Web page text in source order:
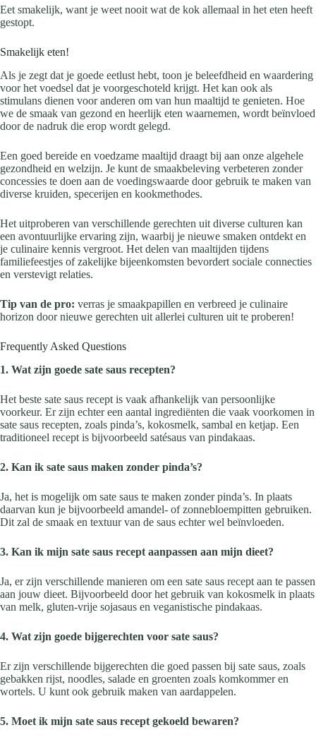
Eet smakelijk, want je weet nooit wat de kok allemaal in het eten heeft
gestopt.
Smakelijk eten!
Als je zegt dat je goede eetlust hebt, toon je beleefdheid en waardering
voor het voedsel dat je voorgeschoteld krijgt. Het kan ook als
stimulans dienen voor anderen om van hun maaltijd te genieten. Hoe
we de smaak van gezond en heerlijk eten waarnemen, wordt beïnvloed
door de nadruk die erop wordt gelegd.
Een goed bereide en voedzame maaltijd draagt bij aan onze algehele
gezondheid en welzijn. Je kunt de smaakbeleving verbeteren zonder
concessies te doen aan de voedingswaarde door gebruik te maken van
diverse kruiden, specerijen en kookmethodes.
Het uitproberen van verschillende gerechten uit diverse culturen kan
een avontuurlijke ervaring zijn, waarbij je nieuwe smaken ontdekt en
je culinaire kennis vergroot. Het delen van maaltijden tijdens
familiefeestjes of zakelijke bijeenkomsten bevordert sociale connecties
en verstevigt relaties.
Tip van de pro: verras je smaakpapillen en verbreed je culinaire
horizon door nieuwe gerechten uit allerlei culturen uit te proberen!
Frequently Asked Questions
1. Wat zijn goede sate saus recepten?
Het beste sate saus recept is vaak afhankelijk van persoonlijke
voorkeur. Er zijn echter een aantal ingrediënten die vaak voorkomen in
sate saus recepten, zoals pinda’s, kokosmelk, sambal en ketjap. Een
traditioneel recept is bijvoorbeeld satésaus van pindakaas.
2. Kan ik sate saus maken zonder pinda’s?
Ja, het is mogelijk om sate saus te maken zonder pinda’s. In plaats
daarvan kun je bijvoorbeeld amandel- of zonnebloempitten gebruiken.
Dit zal de smaak en textuur van de saus echter wel beïnvloeden.
3. Kan ik mijn sate saus recept aanpassen aan mijn dieet?
Ja, er zijn verschillende manieren om een sate saus recept aan te passen
aan jouw dieet. Bijvoorbeeld door het gebruik van kokosmelk in plaats
van melk, gluten-vrije sojasaus en veganistische pindakaas.
4. Wat zijn goede bijgerechten voor sate saus?
Er zijn verschillende bijgerechten die goed passen bij sate saus, zoals
gebakken rijst, noodles, salade en groenten zoals komkommer en
wortels. U kunt ook gebruik maken van aardappelen.
5. Moet ik mijn sate saus recept gekoeld bewaren?